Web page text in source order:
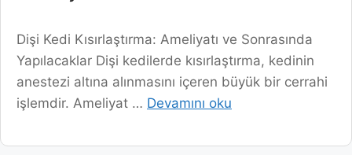
Dişi Kedi Kısırlaştırma: Ameliyatı ve Sonrasında
Yapılacaklar Dişi kedilerde kısırlaştırma, kedinin
anestezi altına alınmasını içeren büyük bir cerrahi
işlemdir. Ameliyat … Devamını oku